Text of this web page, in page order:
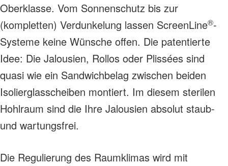
Oberklasse. Vom Sonnenschutz bis zur
(kompletten) Verdunkelung lassen ScreenLine®-
Systeme keine Wünsche offen. Die patentierte
Idee: Die Jalousien, Rollos oder Plissées sind
quasi wie ein Sandwichbelag zwischen beiden
Isolierglasscheiben montiert. Im diesem sterilen
Hohlraum sind die Ihre Jalousien absolut staub-
und wartungsfrei.
Die Regulierung des Raumklimas wird mit